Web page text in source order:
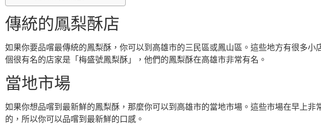
傳統的鳳梨酥店
如果你要品嚐最傳統的鳳梨酥，你可以到高雄市的三民區或鳳山區。這些地方有很多
個很有名的店家是「梅盛號鳳梨酥」，他們的鳳梨酥在高雄市非常有名。
當地市場
如果你想品嚐到最新鮮的鳳梨酥，那麼你可以到高雄市的當地市場。這些市場在早上
的，所以你可以品嚐到最新鮮的口感。